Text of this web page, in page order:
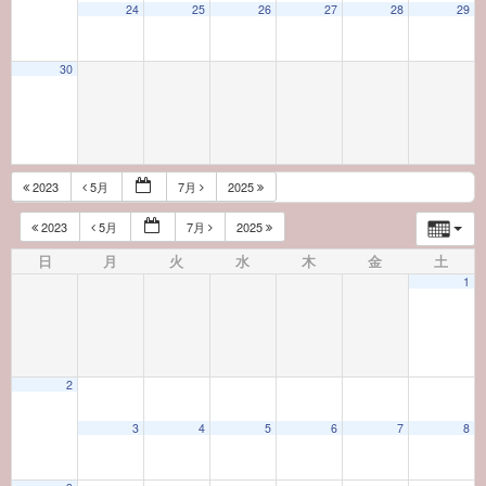
24 25 26 27 28 29
30
2023 5月 7月 2025
2023 5月 7月 2025
日 月 火 水 木 金 土
1
2
3 4 5 6 7 8